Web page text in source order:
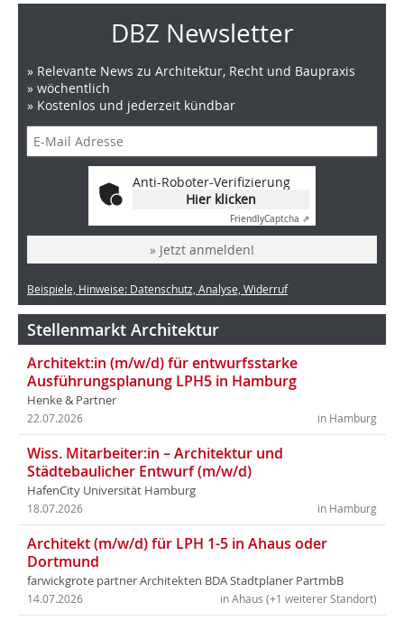
DBZ Newsletter
» Relevante News zu Architektur, Recht und Baupraxis
» wöchentlich
» Kostenlos und jederzeit kündbar
Anti-Roboter-Verifizierung
Hier klicken
FriendlyCaptcha ⇗
» Jetzt anmelden!
Beispiele, Hinweise: Datenschutz, Analyse, Widerruf
Stellenmarkt Architektur
Architekt:in (m/w/d) für entwurfsstarke
Ausführungsplanung LPH5 in Hamburg
Henke & Partner
in Hamburg
22.07.2026
Wiss. Mitarbeiter:in – Architektur und
Städtebaulicher Entwurf (m/w/d)
HafenCity Universität Hamburg
in Hamburg
18.07.2026
Architekt (m/w/d) für LPH 1-5 in Ahaus oder
Dortmund
farwickgrote partner Architekten BDA Stadtplaner PartmbB
in Ahaus (+1 weiterer Standort)
14.07.2026